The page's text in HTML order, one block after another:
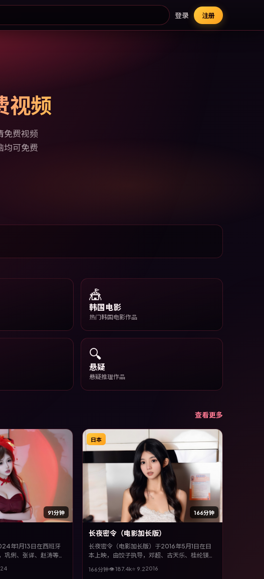
登录 注册
视频
免费视频
均可免费
🎪
韩国电影
热门韩国电影作品
🔍
悬疑
悬疑推理作品
查看更多
91分钟
年1月13日在西班牙
巩俐、张译、赵涛等主
思考空间。
166分钟
日本
长夜密令（电影加长版）
长夜密令（电影加长版）于2016年5月1日在日
本上映，由饺子执导，邓超、古天乐、桂纶镁、
言大胆实验，配乐与场面调度为全片情绪推波助
166分钟👁187.4k⭐ 9.22016